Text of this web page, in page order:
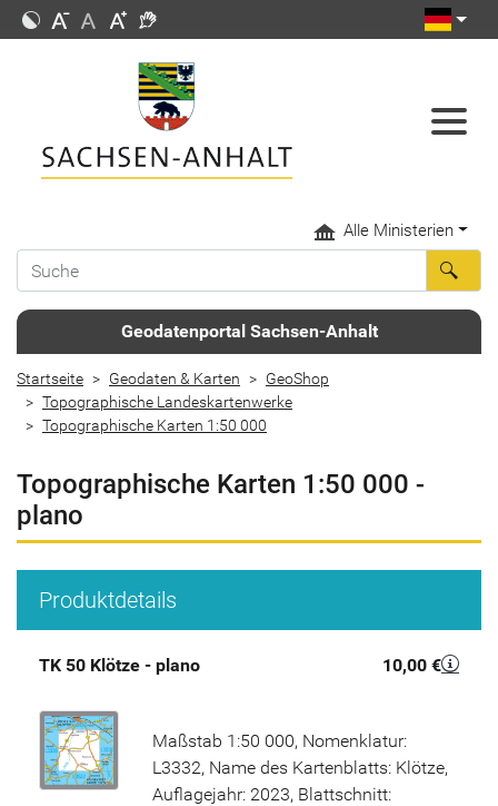
Alle Ministerien
Geodatenportal Sachsen-Anhalt
Startseite Geodaten & Karten
GeoShop
Topographische Landeskartenwerke
Topographische Karten 1:50 000
Topographische Karten 1:50 000 -
plano
Produktdetails
TK 50 Klötze - plano 10,00 €
Maßstab 1:50 000, Nomenklatur:
L3332, Name des Kartenblatts: Klötze,
Auflagejahr: 2023, Blattschnitt: